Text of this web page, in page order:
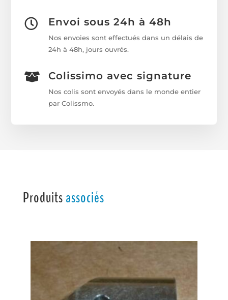
 Envoi sous 24h à 48h
Nos envoies sont effectués dans un délais de
24h à 48h, jours ouvrés.
 Colissimo avec signature
Nos colis sont envoyés dans le monde entier
par Colissmo.
Produitsassociés